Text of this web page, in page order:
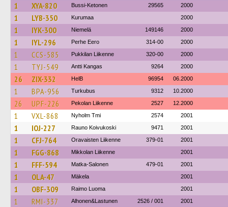
1 XYA-820 Bussi-Ketonen 29565 2000
1 LYB-350 Kurumaa 2000
1 IYK-300 Niemelä 149146 2000
1 IYL-296 Perhe Eero 314-00 2000
1 CCS-585 Pukkilan Liikenne 320-00 2000
1 TYJ-549 Antti Kangas 9264 2000
26 ZIX-332 HelB 96954 06.2000
1 BPA-956 Turkubus 9312 10.2000
26 UPF-226 Pekolan Liikenne 2527 12.2000
1 VXL-868 Nyholm Tmi 2574 2001
1 IOJ-227 Rauno Koivukoski 9471 2001
1 CFJ-764 Oravaisten Liikenne 379-01 2001
1 FGG-868 Mikkolan Liikenne 2001
1 FFF-594 Matka-Salonen 479-01 2001
1 OLA-47 Mäkela 2001
1 OBF-309 Raimo Luoma 2001
1 RMI-337 Alhonen&Lastunen 2526 / 001 2001